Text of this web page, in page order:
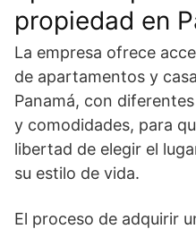
propiedad en
La empresa ofrece
de apartamentos y
Panamá, con
y comodidades, para
libertad de elegir el
su estilo de vida.
El proceso de adquirir